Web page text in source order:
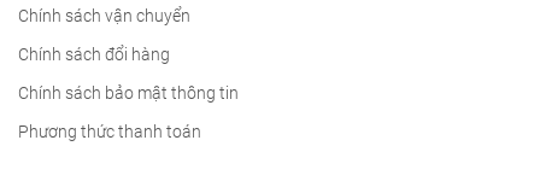
Chính sách vận chuyển
Chính sách đổi hàng
Chính sách bảo mật thông tin
Phương thức thanh toán